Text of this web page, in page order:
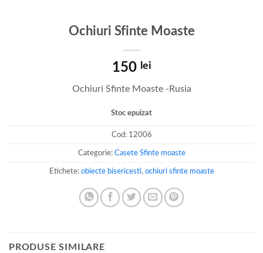
Ochiuri Sfinte Moaste
150 lei
Ochiuri Sfinte Moaste -Rusia
Stoc epuizat
Cod: 12006
Categorie: Casete Sfinte moaste
Etichete: obiecte bisericesti, ochiuri sfinte moaste
PRODUSE SIMILARE